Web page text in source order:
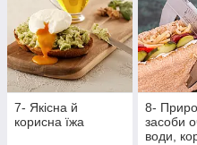
7- Якісна й
корисна їжа
8-
засоби
води,